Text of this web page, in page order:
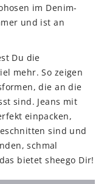
im Denim-
und ist an
Du die
mehr. So zeigen
die an die
sind. Jeans mit
einpacken,
sind und
schmal
bietet sheego Dir!